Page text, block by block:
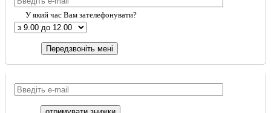
У який час Вам зателефонувати?